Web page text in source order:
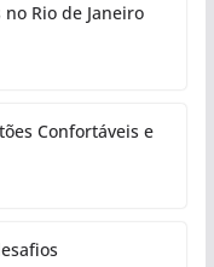
Rio de Janeiro
Confortáveis e